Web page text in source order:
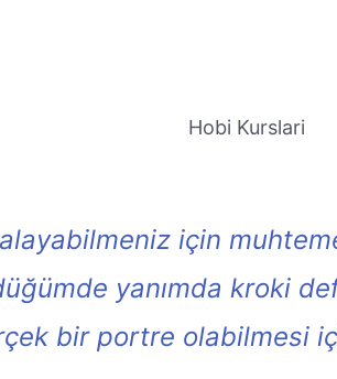
Hobi Kurslari
için
yanımda kroki
bir portre olabilmesi